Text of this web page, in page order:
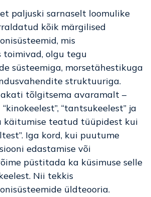
paljuski sarnaselt loomulike
kõik märgilised
mis
toimivad, olgu tegu
süsteemiga, morsetähestikuga
struktuuriga.
tõlgitsema avaramalt –
“tantsukeelest” ja
käitumise teatud tüüpidest kui
Iga kord, kui puutume
edastamise või
püstitada ka küsimuse selle
Nii tekkis
üldteooria.